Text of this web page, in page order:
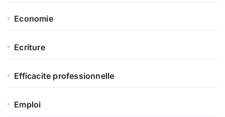
Economie
Ecriture
Efficacite professionnelle
Emploi